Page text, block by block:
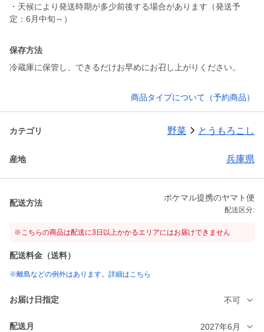
・天候により発送時期が多少前後する場合があります（発送予
定：6月中旬～）
保存方法
冷蔵庫に保管し、できるだけお早めにお召し上がりください。
商品タイプについて（予約商品）
カテゴリ 野菜 とうもろこし
産地 兵庫県
配送方法
ポケマル提携のヤマト便
配送区分:
※こちらの商品は配送に3日以上かかるエリアにはお届けできません
配送料金（送料）
※離島などの例外はあります。詳細はこちら
お届け日指定 不可
配送月 2027年6月